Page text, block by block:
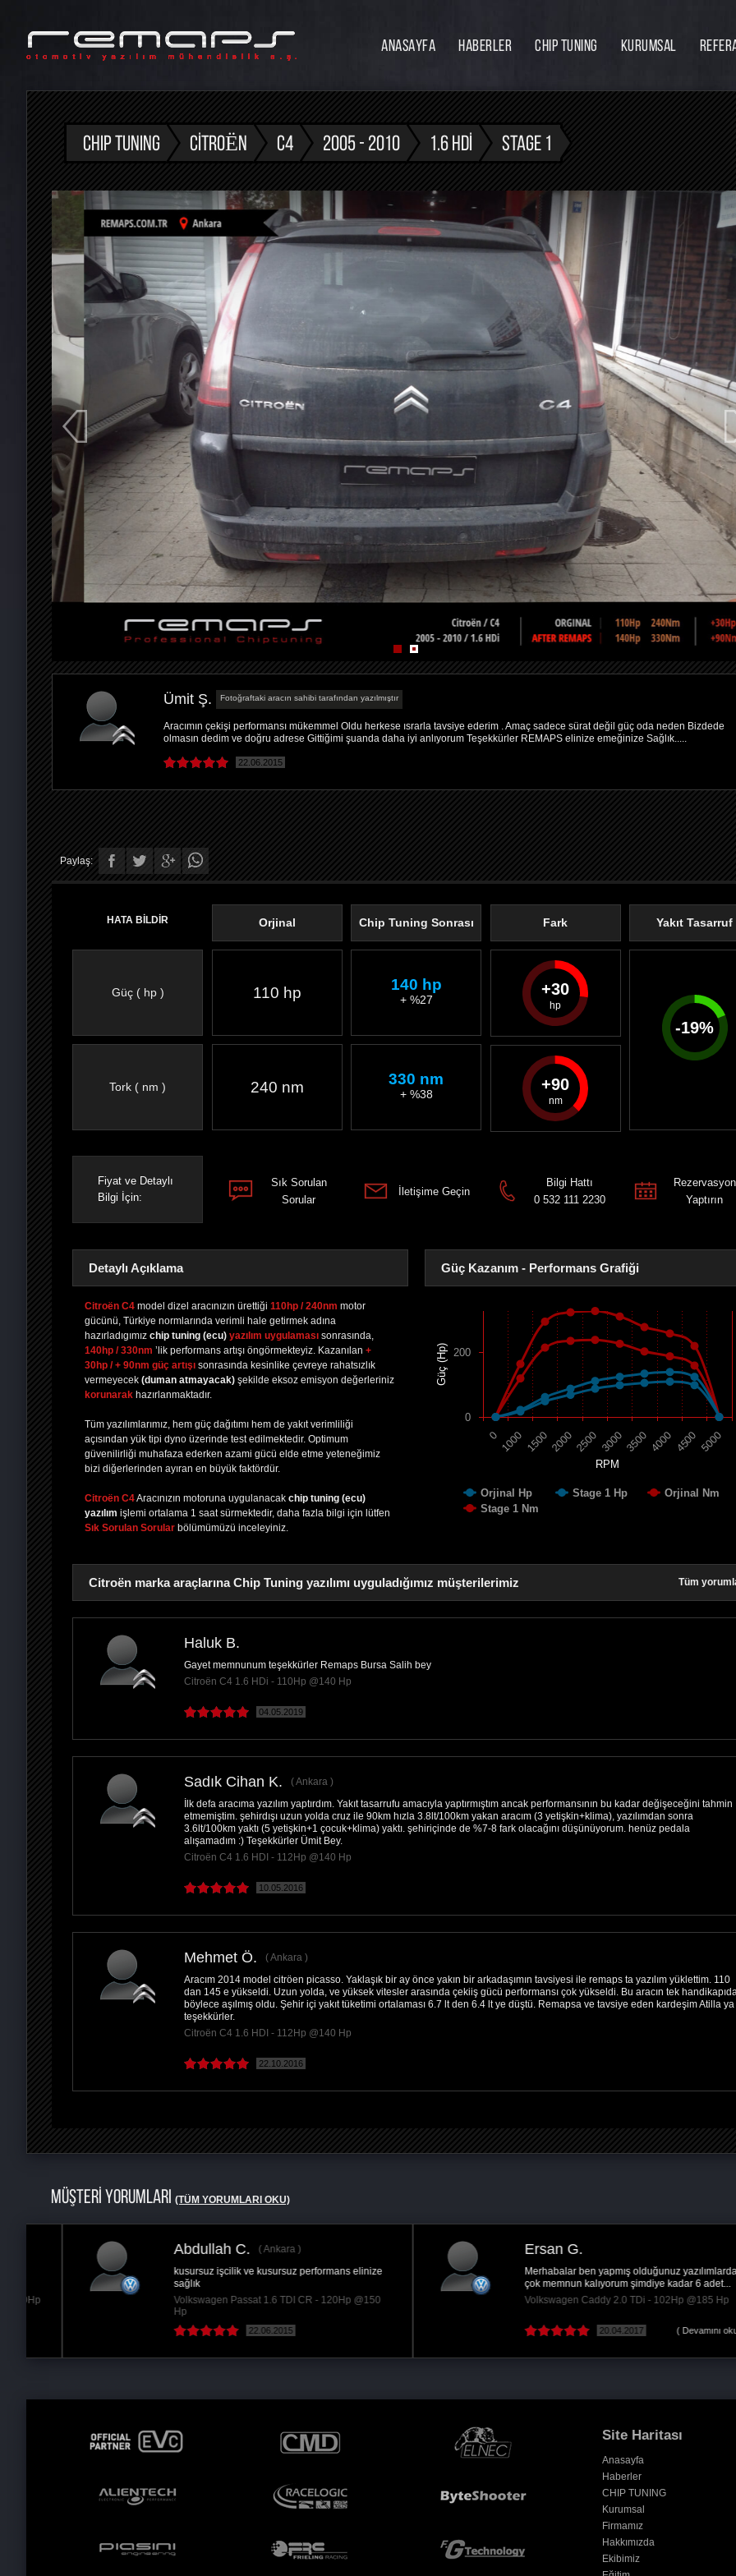
ANASAYFA HABERLER CHIP TUNING KURUMSAL
İnsan Kaynakları
CHIP TUNING CITROËN C4 2005 - 2010 1.6 HDI STAGE 1
Ümit Ş. Fotoğraftaki aracın sahibi tarafından yazılmıştır
Aracımın çekişi performansı mükemmel Oldu herkese ısrarla tavsiye ederim . Amaç sadece sürat değil güç oda neden Bizdede
olmasın dedim ve doğru adrese Gittiğimi şuanda daha iyi anlıyorum Teşekkürler REMAPS elinize emeğinize Sağlık.....
22.06.2015
Paylaş:
PAYLAŞPAYLAŞPLUS'TA
PAYLAŞ
PAYLAŞ
HATA BİLDİR
Güç ( hp )
Tork ( nm )
Orjinal
110 hp
240 nm
Chip Tuning Sonrası
140 hp
+ %27
330 nm
+ %38
Fark
30
90
Yakıt Tasarruf
-19%
Fiyat ve Detaylı
Bilgi İçin:
Sık Sorulan
Sorular
İletişime Geçin
Bilgi Hattı
0 532 111 2230
Rezervasyon
Yaptırın
Detaylı Açıklama
Citroën C4 model dizel aracınızın ürettiği 110hp / 240nm motor
gücünü, Türkiye normlarında verimli hale getirmek adına
hazırladıgımız chip tuning (ecu) yazılım uygulaması sonrasında,
140hp / 330nm ’lik performans artışı öngörmekteyiz. Kazanılan +
30hp / + 90nm güç artışı sonrasında kesinlike çevreye rahatsızlık
vermeyecek (duman atmayacak) şekilde eksoz emisyon değerleriniz
korunarak hazırlanmaktadır.
Tüm yazılımlarımız, hem güç dağıtımı hem de yakıt verimliliği
açısından yük tipi dyno üzerinde test edilmektedir. Optimum
güvenilirliği muhafaza ederken azami gücü elde etme yeteneğimiz
bizi diğerlerinden ayıran en büyük faktördür.
Citroën C4Aracınızın motoruna uygulanacak chip tuning (ecu)
yazılım işlemi ortalama 1 saat sürmektedir, daha fazla bilgi için lütfen
Sık Sorulan Sorular bölümümüzü inceleyiniz.
Güç Kazanım - Performans Grafiği
RPM
Güç (Hp)
Orjinal Hp Stage 1 Hp
Orjinal Nm
Stage 1 Nm
0 1000 150020002500 30003500 4000 4500 5000
0
200
Citroën marka araçlarına Chip Tuning yazılımı uyguladığımız müşterilerimiz Tüm
Haluk B.
Gayet memnunum teşekkürler Remaps Bursa Salih bey
Citroën C4 1.6 HDi - 110Hp @140 Hp
04.05.2019
Sadık Cihan K.
Ankara
İlk defa aracıma yazılım yaptırdım. Yakıt tasarrufu amacıyla yaptırmıştım ancak performansının bu kadar değişeceğini tahmin
etmemiştim. şehirdışı uzun yolda cruz ile 90km hızla 3.8lt/100km yakan aracım (3 yetişkin+klima), yazılımdan sonra
3.6lt/100km yaktı (5 yetişkin+1 çocuk+klima) yaktı. şehiriçinde de %7-8 fark olacağını düşünüyorum. henüz pedala
alışamadım :) Teşekkürler Ümit Bey.
Citroën C4 1.6 HDI - 112Hp @140 Hp
10.05.2016
Mehmet Ö.
Ankara
Aracım 2014 model citröen picasso. Yaklaşık bir ay önce yakın bir arkadaşımın tavsiyesi ile remaps ta yazılım yüklettim. 110
dan 145 e yükseldi. Uzun yolda, ve yüksek vitesler arasında çekiiş gücü performansı çok yükseldi. Bu aracın tek
böylece aşılmış oldu. Şehir içi yakıt tüketimi ortalaması 6.7 lt den 6.4 lt ye düştü. Remapsa ve tavsiye eden kardeşim Atilla ya
teşekkürler.
Citroën C4 1.6 HDI - 112Hp @140 Hp
22.10.2016
MÜŞTERİ YORUMLARI (TÜM YORUMLARI OKU)
Abdullah C.
Ankara
kusursuz işcilik ve kusursuz performans elinize
sağlık
Volkswagen Passat 1.6 TDI CR - 120Hp @150
22.06.2015
Ersan G.
Merhabalar ben yapmış olduğunuz yazılımlardan
çok memnun kalıyorum şimdiye kadar 6 adet...
Volkswagen Caddy 2.0 TDi - 102Hp @185 Hp
20.04.2017 ( Devamını oku )
Site Haritası
Anasayfa
Haberler
CHIP TUNING
Kurumsal
Firmamız
Hakkımızda
Ekibimiz